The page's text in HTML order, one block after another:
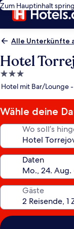
Zum Hauptinhalt
Alle Unterkünfte
Hotel
3.0-
Sterne-
Hotel mit Bar/Lounge -
Wähle deine
Wo soll’s
Daten
Gäste